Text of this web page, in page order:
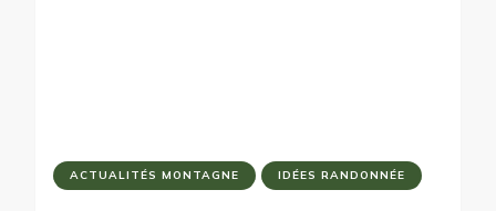
ACTUALITÉS MONTAGNE IDÉES RANDONNÉE